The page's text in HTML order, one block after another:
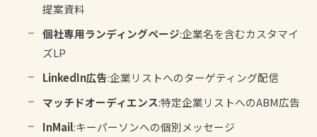
提案資料
個社専用ランディングページ:企業名を含むカスタマイ
ズLP
LinkedIn広告:企業リストへのターゲティング配信
マッチドオーディエンス:特定企業リストへのABM広告
InMail:キーパーソンへの個別メッセージ